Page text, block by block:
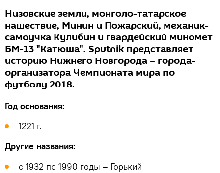
Низовские земли, монголо-татарское
нашествие, Минин и Пожарский, механик-
самоучка Кулибин и гвардейский миномет
БМ-13 "Катюша". Sputnik представляет
историю Нижнего Новгорода – города-
организатора Чемпионата мира по
футболу 2018.
Год основания:
1221 г.
Другие названия:
с 1932 по 1990 годы – Горький